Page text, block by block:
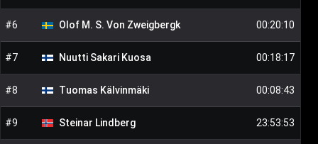
#6 Olof M. S. Von Zweigbergk 00:20:10
#7 Nuutti Sakari Kuosa 00:18:17
#8 Tuomas Kälvinmäki 00:08:43
#9 Steinar Lindberg 23:53:53